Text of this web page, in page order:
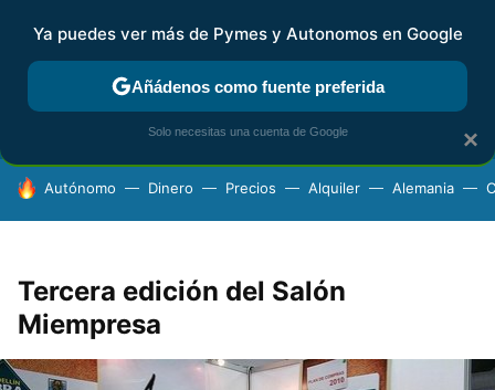
FISCALIDAD Y CONTABILIDAD KIT DIGITAL RENTA
HOY SE HABLA DE
Autónomo Dinero Precios Alquiler Alemania
Tercera edición del Salón
Miempresa
×
Ya puedes ver más de Pymes y Autonomos en Google
Añádenos como fuente preferida
Solo necesitas una cuenta de Google